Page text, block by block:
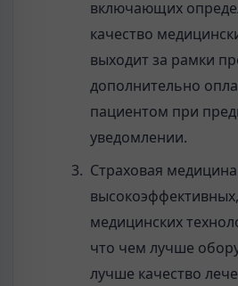
включающих
качество
выходит за рамки
дополнительно
пациентом при
уведомлении.
Страховая
медицинских
что чем лучше
лучше качество